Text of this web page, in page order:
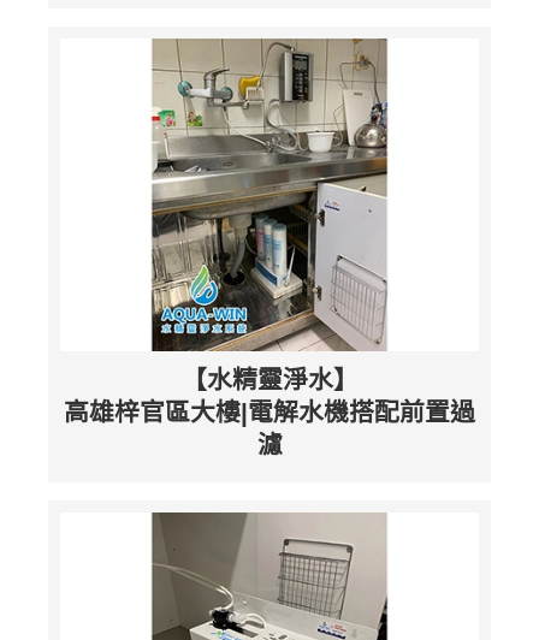
【水精靈淨水】
高雄梓官區大樓|電解水機搭配前置過
濾